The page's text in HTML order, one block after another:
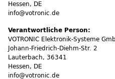
Hessen, DE
info@votronic.de
Verantwortliche Person:
VOTRONIC Elektronik-Systeme
Johann-Friedrich-Diehm-Str. 2
Lauterbach, 36341
Hessen, DE
info@votronic.de